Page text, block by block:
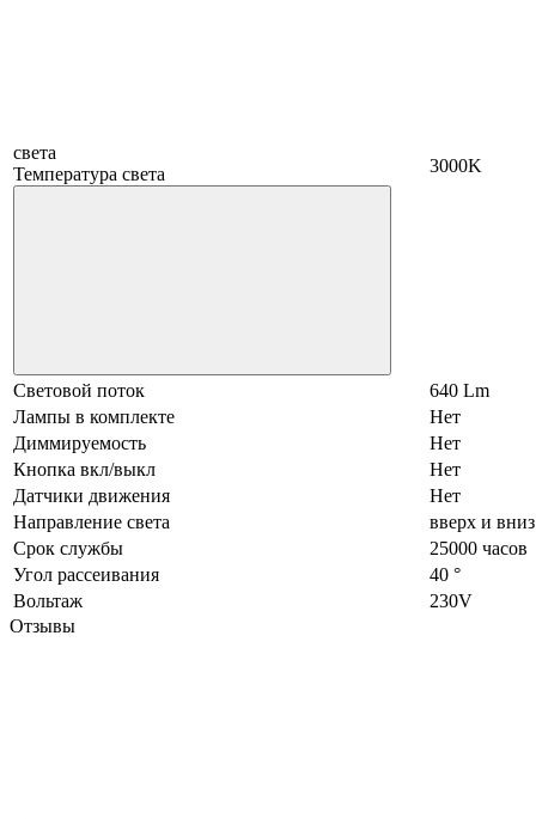
света
Температура света
3000K
Световой поток
640 Lm
Лампы в комплекте
Нет
Диммируемость
Нет
Кнопка вкл/выкл
Нет
Датчики движения
Нет
Направление света
вверх и вниз
Срок службы
25000 часов
Угол рассеивания
40 °
Вольтаж
230V
Отзывы